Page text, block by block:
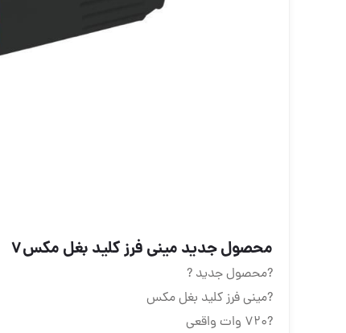
محصول جدید مینی فرز کلید بغل مکس٧
?محصول جدید ?
?مینی فرز کلید بغل مکس
?٧٢٠ وات واقعی